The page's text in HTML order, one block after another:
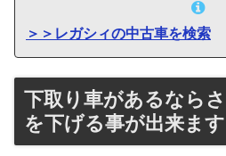
＞＞レガシィの中古車を検索
下取り車があるなら
を下げる事が出来ます